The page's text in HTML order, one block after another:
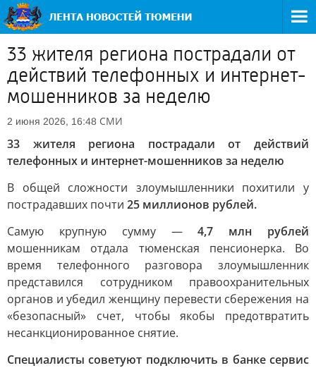
33 жителя региона пострадали от
действий телефонных и интернет-
мошенников за неделю
2 июня 2026, 16:48 СМИ
33 жителя региона пострадали от действий
телефонных и интернет-мошенников за неделю
В общей сложности злоумышленники похитили у
пострадавших почти 25 миллионов рублей.
Самую крупную сумму —4,7 млн рублей
мошенникам отдала тюменская пенсионерка. Во
время телефонного разговора злоумышленник
представился сотрудником правоохранительных
органов и убедил женщину перевести сбережения на
«безопасный» счет, чтобы якобы предотвратить
несанкционированное снятие.
Специалисты советуют подключить в банке сервис